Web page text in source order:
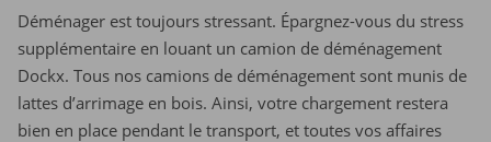
Déménager est toujours stressant. Épargnez-vous du stress
supplémentaire en louant un camion de déménagement
Dockx. Tous nos camions de déménagement sont munis de
lattes d’arrimage en bois. Ainsi, votre chargement restera
bien en place pendant le transport, et toutes vos affaires